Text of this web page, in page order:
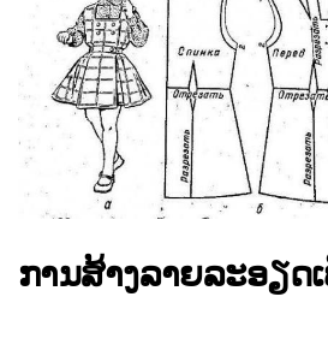
ການສ້າງລາຍລະອຽດ